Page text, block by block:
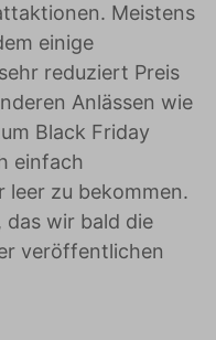
Meistens
einige
reduziert Preis
Anlässen wie
Black Friday
einfach
leer zu bekommen.
das wir bald die
veröffentlichen